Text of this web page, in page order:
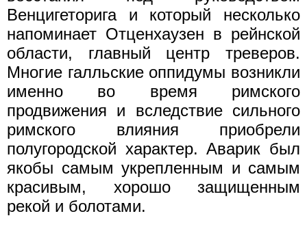
Венцигеторига и который несколько
напоминает Отценхаузен в рейнской
области, главный центр треверов.
Многие галльские оппидумы возникли
именно во время римского
продвижения и вследствие сильного
римского влияния приобрели
полугородской характер. Аварик был
якобы самым укрепленным и самым
красивым, хорошо защищенным
рекой и болотами.